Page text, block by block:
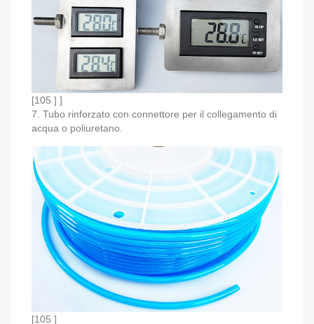
[105 ] ]
7. Tubo rinforzato con connettore per il collegamento di
acqua o poliuretano.
[105 ]